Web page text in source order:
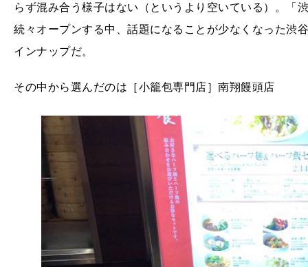
らず混み合う様子はない（というより空いている）。「
続々オープンする中、話題になることが少なくなった渋
インナップだ。
その中から選んだのは［小籠包専門店］南翔饅頭店